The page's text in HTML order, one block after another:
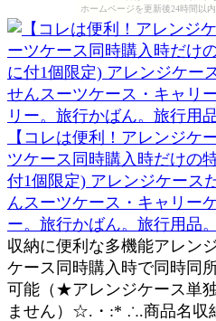
ホームページを更新後24時間以
【コレは便利！アレンジ
ツケース同時購入時だけの
付1個限定) アレンジケース
んスーツケース・キャリー
ー。旅行かばん。旅行用品。
収納に便利な多機能アレン
ケース同時購入時で同時同
可能（★アレンジケース単
ません）☆.・:* ∴.商品名収